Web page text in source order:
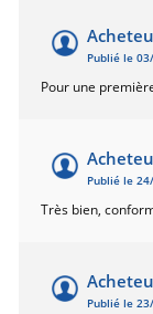
Publié le
Pour une
Publié le
Très bien,
Publié le